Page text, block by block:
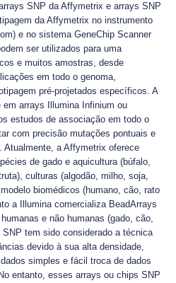
SNP da Affymetrix e arrays SNP
da Affymetrix no instrumento
e no sistema GeneChip Scanner
ser utilizados para uma
e muitos amostras, desde
em todo o genoma,
pré-projetados específicos. A
arrays Illumina Infinium ou
estudos de associação em todo o
com precisão mutações pontuais e
Atualmente, a Affymetrix oferece
de gado e aquicultura (búfalo,
culturas (algodão, milho, soja,
biomédicos (humano, cão, rato
a Illumina comercializa BeadArrays
e não humanas (gado, cão,
tem sido considerado a técnica
devido à sua alta densidade,
simples e fácil troca de dados
entanto, esses arrays ou chips SNP